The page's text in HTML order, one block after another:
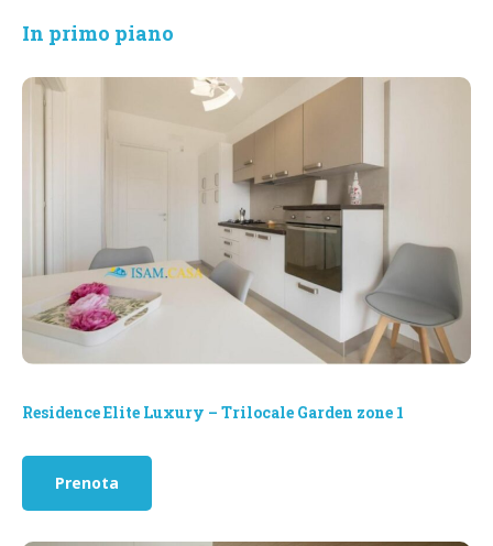
In primo piano
Residence Elite Luxury – Trilocale Garden zone 1
Prenota